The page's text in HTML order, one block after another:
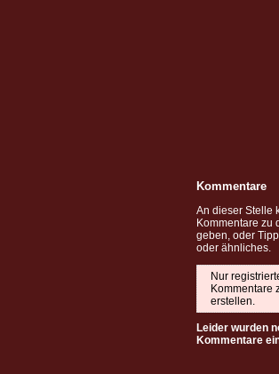
Kommentare
An dieser Stelle
Kommentare zu
geben, oder
oder ähnliches.
Nur
Kommentare
erstellen.
Leider wurden
Kommentare